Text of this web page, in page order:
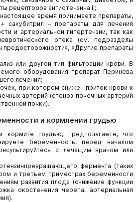
рецепторов ангиотензина II;
время принимаете препараты,
сакубитрил – препараты для лечения
и артериальной гипертензии, так как
отека (см. подразделы
«Другие препараты
или другой тип фильтрации крови. В
оборудования препарат Перинева
лечения;
при котором снижен приток крови к
артерий (стеноз почечных артерий
почки).
и кормлении грудью
грудью, предполагаете, что
беременность, перед началом
с лечащим врачом или
фермента (таких
и третьем триместрах беременности
развития плода (снижение функции
окостенения черепа, артериальная